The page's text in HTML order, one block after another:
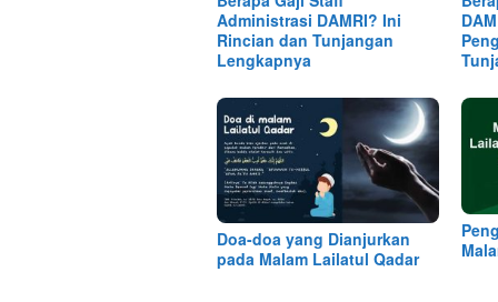
Administrasi DAMRI? Ini
Rincian dan Tunjangan
Lengkapnya
Doa-doa yang Dianjurkan
pada Malam Lailatul Qadar